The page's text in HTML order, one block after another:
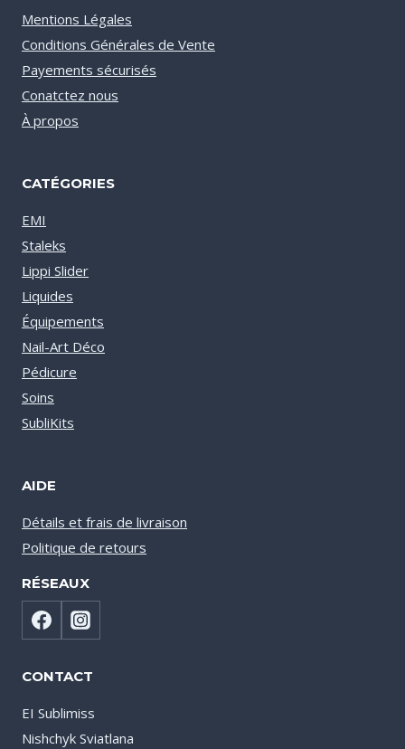
Mentions Légales
Conditions Générales de Vente
Payements sécurisés
Conatctez nous
À propos
CATÉGORIES
EMI
Staleks
Lippi Slider
Liquides
Équipements
Nail-Art Déco
Pédicure
Soins
SubliKits
AIDE
Détails et frais de livraison
Politique de retours
RÉSEAUX
CONTACT
EI Sublimiss
Nishchyk Sviatlana